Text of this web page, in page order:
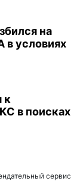
на
условиях
к
в поисках
сервис